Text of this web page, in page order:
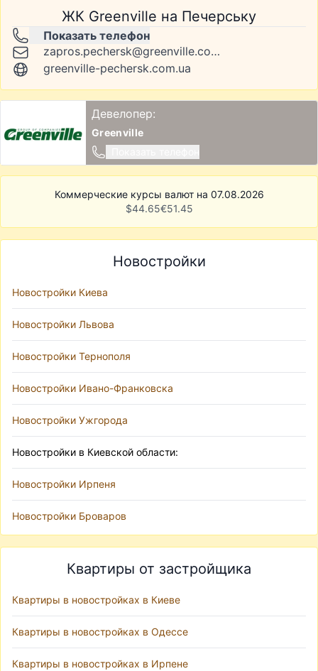
ЖК Greenville на Печерську
Показать телефон
zapros.pechersk@greenville.com.ua
greenville-pechersk.com.ua
Девелопер:
Greenville
Коммерческие курсы валют на 07.08.2026
$44.65€51.45
Новостройки
Новостройки Киева
Новостройки Львова
Новостройки Тернополя
Новостройки Ивано-Франковска
Новостройки Ужгорода
Новостройки в Киевской области:
Новостройки Ирпеня
Новостройки Броваров
Квартиры от застройщика
Квартиры в новостройках в Киеве
Квартиры в новостройках в Одессе
Квартиры в новостройках в Ирпене